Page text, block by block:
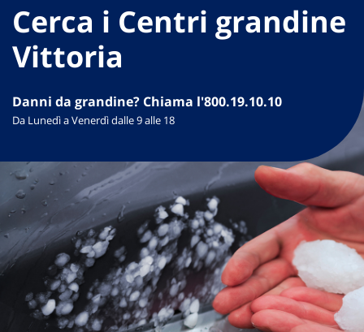
Cerca i Centri grandine
Vittoria
Danni da grandine? Chiama l'800.19.10.10
Da Lunedì a Venerdì dalle 9 alle 18